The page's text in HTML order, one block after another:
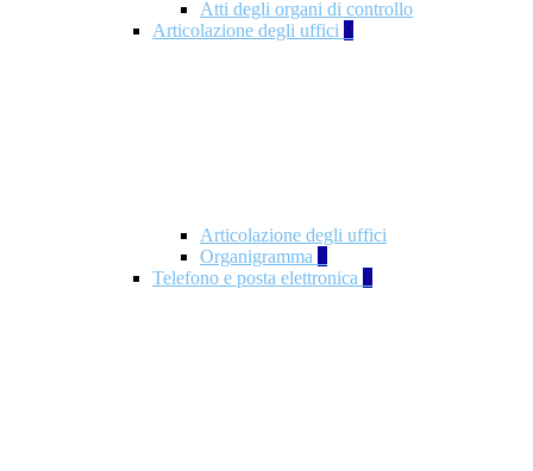
Atti degli organi di controllo
Articolazione degli uffici 9
Articolazione degli uffici
Organigramma 1
Telefono e posta elettronica 1